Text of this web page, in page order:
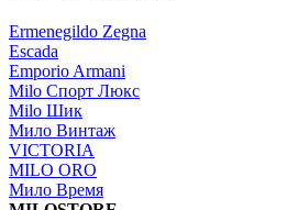
Ermenegildo Zegna
Escada
Emporio Armani
Milo Спорт Люкс
Milo Шик
Мило Винтаж
VICTORIA
MILO ORO
Мило Время